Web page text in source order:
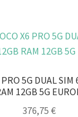
5G DUAL SIM
12GB 5G
376,75 €